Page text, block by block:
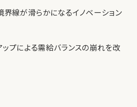
線が滑らかになるイノベーション
プによる需給バランスの崩れを改